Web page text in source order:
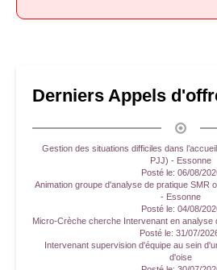
Derniers Appels
Gestion des situations difficiles dans
PJJ) - Essonne
Posté le: 06/08/
Animation groupe d'analyse de pratique SMR
- Essonne
Posté le: 04/08/
Micro-Crèche cherche Intervenant en analyse
Posté le: 31/07/
Intervenant supervision d'équipe au sein
d'oise